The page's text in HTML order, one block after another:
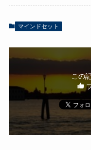
マインドセット
この